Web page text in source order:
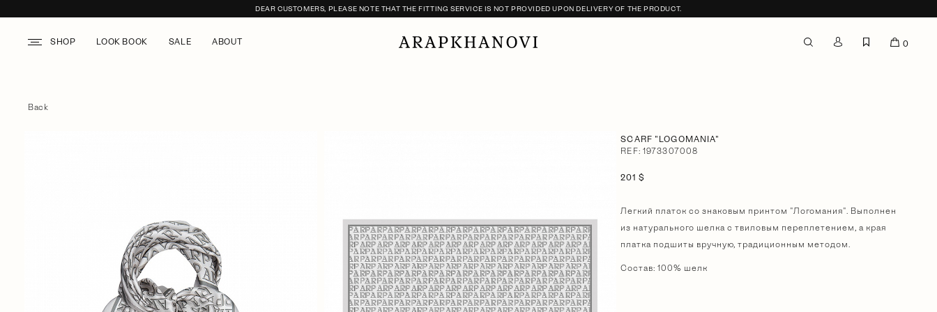
DEAR CUSTOMERS, PLEASE NOTE THAT THE FITTING SERVICE IS NOT PROVIDED UPON DELIVERY OF THE PRODUCT.
SHOP LOOK BOOK SALE ABOUT 0
Back
SCARF "LOGOMANIA"
REF: 1973307008
201 $
Легкий платок со знаковым принтом "Логомания". Выполнен
из натурального шелка с твиловым переплетением, а края
платка подшиты вручную, традиционным методом.
Состав: 100% шелк